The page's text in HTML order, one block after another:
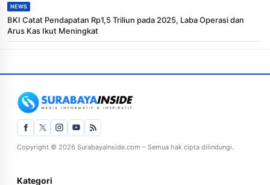
NEWS
BKI Catat Pendapatan Rp1,5 Triliun pada 2025, Laba Operasi dan
Arus Kas Ikut Meningkat
Copyright © 2026 SurabayaInside.com – Semua hak cipta dilindungi.
Kategori